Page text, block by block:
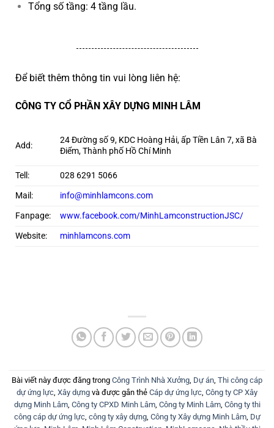
Tổng số tầng: 4 tầng lầu.
Để biết thêm thông tin vui lòng liên hệ:
CÔNG TY CỔ PHẦN XÂY DỰNG MINH LÂM
Add:
24 Đường số 9, KDC Hoàng Hải, ấp Tiền Lân 7, xã Bà
Điểm, Thành phố Hồ Chí Minh
Tell:
028 6291 5066
Mail:
info@minhlamcons.com
Fanpage:
www.facebook.com/MinhLamconstructionJSC/
Website:
minhlamcons.com
Bài viết này được đăng trong Công Trình Nhà Xưởng, Dự án, Thi công cáp
dự ứng lực, Xây dựng và được gắn thẻ Cáp dự ứng lực, Công ty CP Xây
dựng Minh Lâm, Công ty CPXD Minh Lâm, Công ty Minh Lâm, Công ty thi
công cáp dự ứng lực, công ty xây dựng, Công ty Xây dựng Minh Lâm, Dự